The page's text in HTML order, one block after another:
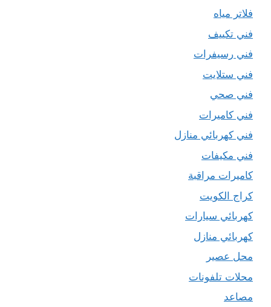
فلاتر مياه
فني تكييف
فني رسيفرات
فني ستلايت
فني صحي
فني كاميرات
فني كهربائي منازل
فني مكيفات
كاميرات مراقبة
كراج الكويت
كهربائي سيارات
كهربائي منازل
محل عصير
محلات تلفونات
مصاعد